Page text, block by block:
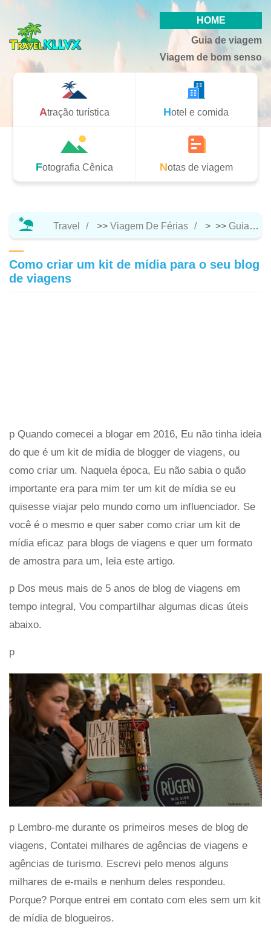
HOME
Guia de viagem
Viagem de bom senso
Atração turística Hotel e comida
Fotografia Cênica Notas de viagem
Travel >> Viagem De Férias > >> Guia De Viagem
Como criar um kit de mídia para o seu blog
de viagens
p Quando comecei a blogar em 2016, Eu não tinha ideia
do que é um kit de mídia de blogger de viagens, ou
como criar um. Naquela época, Eu não sabia o quão
importante era para mim ter um kit de mídia se eu
quisesse viajar pelo mundo como um influenciador. Se
você é o mesmo e quer saber como criar um kit de
mídia eficaz para blogs de viagens e quer um formato
de amostra para um, leia este artigo.
p Dos meus mais de 5 anos de blog de viagens em
tempo integral, Vou compartilhar algumas dicas úteis
abaixo.
p
p Lembro-me durante os primeiros meses de blog de
viagens, Contatei milhares de agências de viagens e
agências de turismo. Escrevi pelo menos alguns
milhares de e-mails e nenhum deles respondeu.
Porque? Porque entrei em contato com eles sem um kit
de mídia de blogueiros.